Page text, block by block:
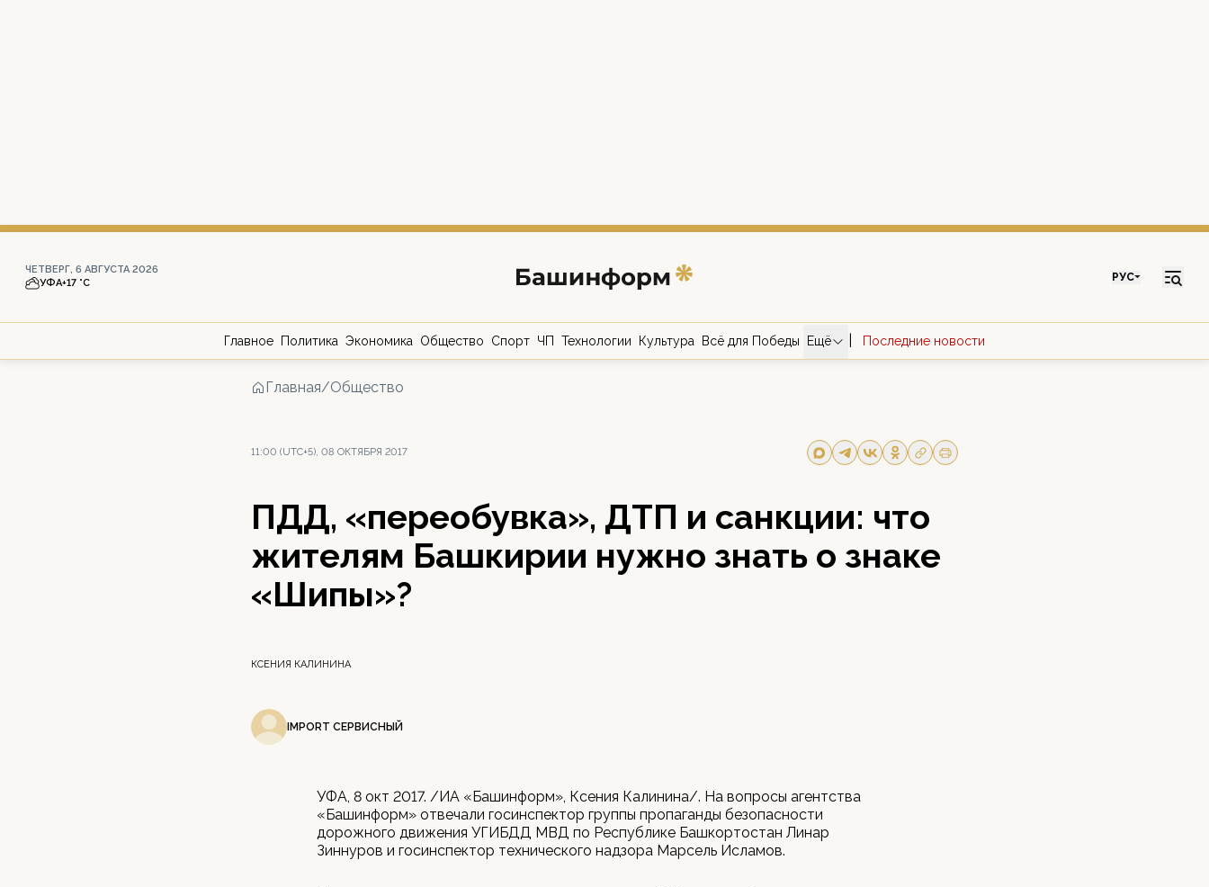
ЧЕТВЕРГ, 6 АВГУСТА 2026
УФА+17 °С РУС
Главное Политика Экономика Общество Спорт ЧП Технологии Культура Всё для Победы Ещё Последние новости
Главная/Общество
11:00 (UTC+5), 08 ОКТЯБРЯ 2017
ПДД, «переобувка», ДТП и санкции: что
жителям Башкирии нужно знать о знаке
«Шипы»?
КСЕНИЯ КАЛИНИНА
IMPORT СЕРВИСНЫЙ
УФА, 8 окт 2017. /ИА «Башинформ», Ксения Калинина/. На вопросы агентства
«Башинформ» отвечали госинспектор группы пропаганды безопасности
дорожного движения УГИБДД МВД по Республике Башкортостан Линар
Зиннуров и госинспектор технического надзора Марсель Исламов.